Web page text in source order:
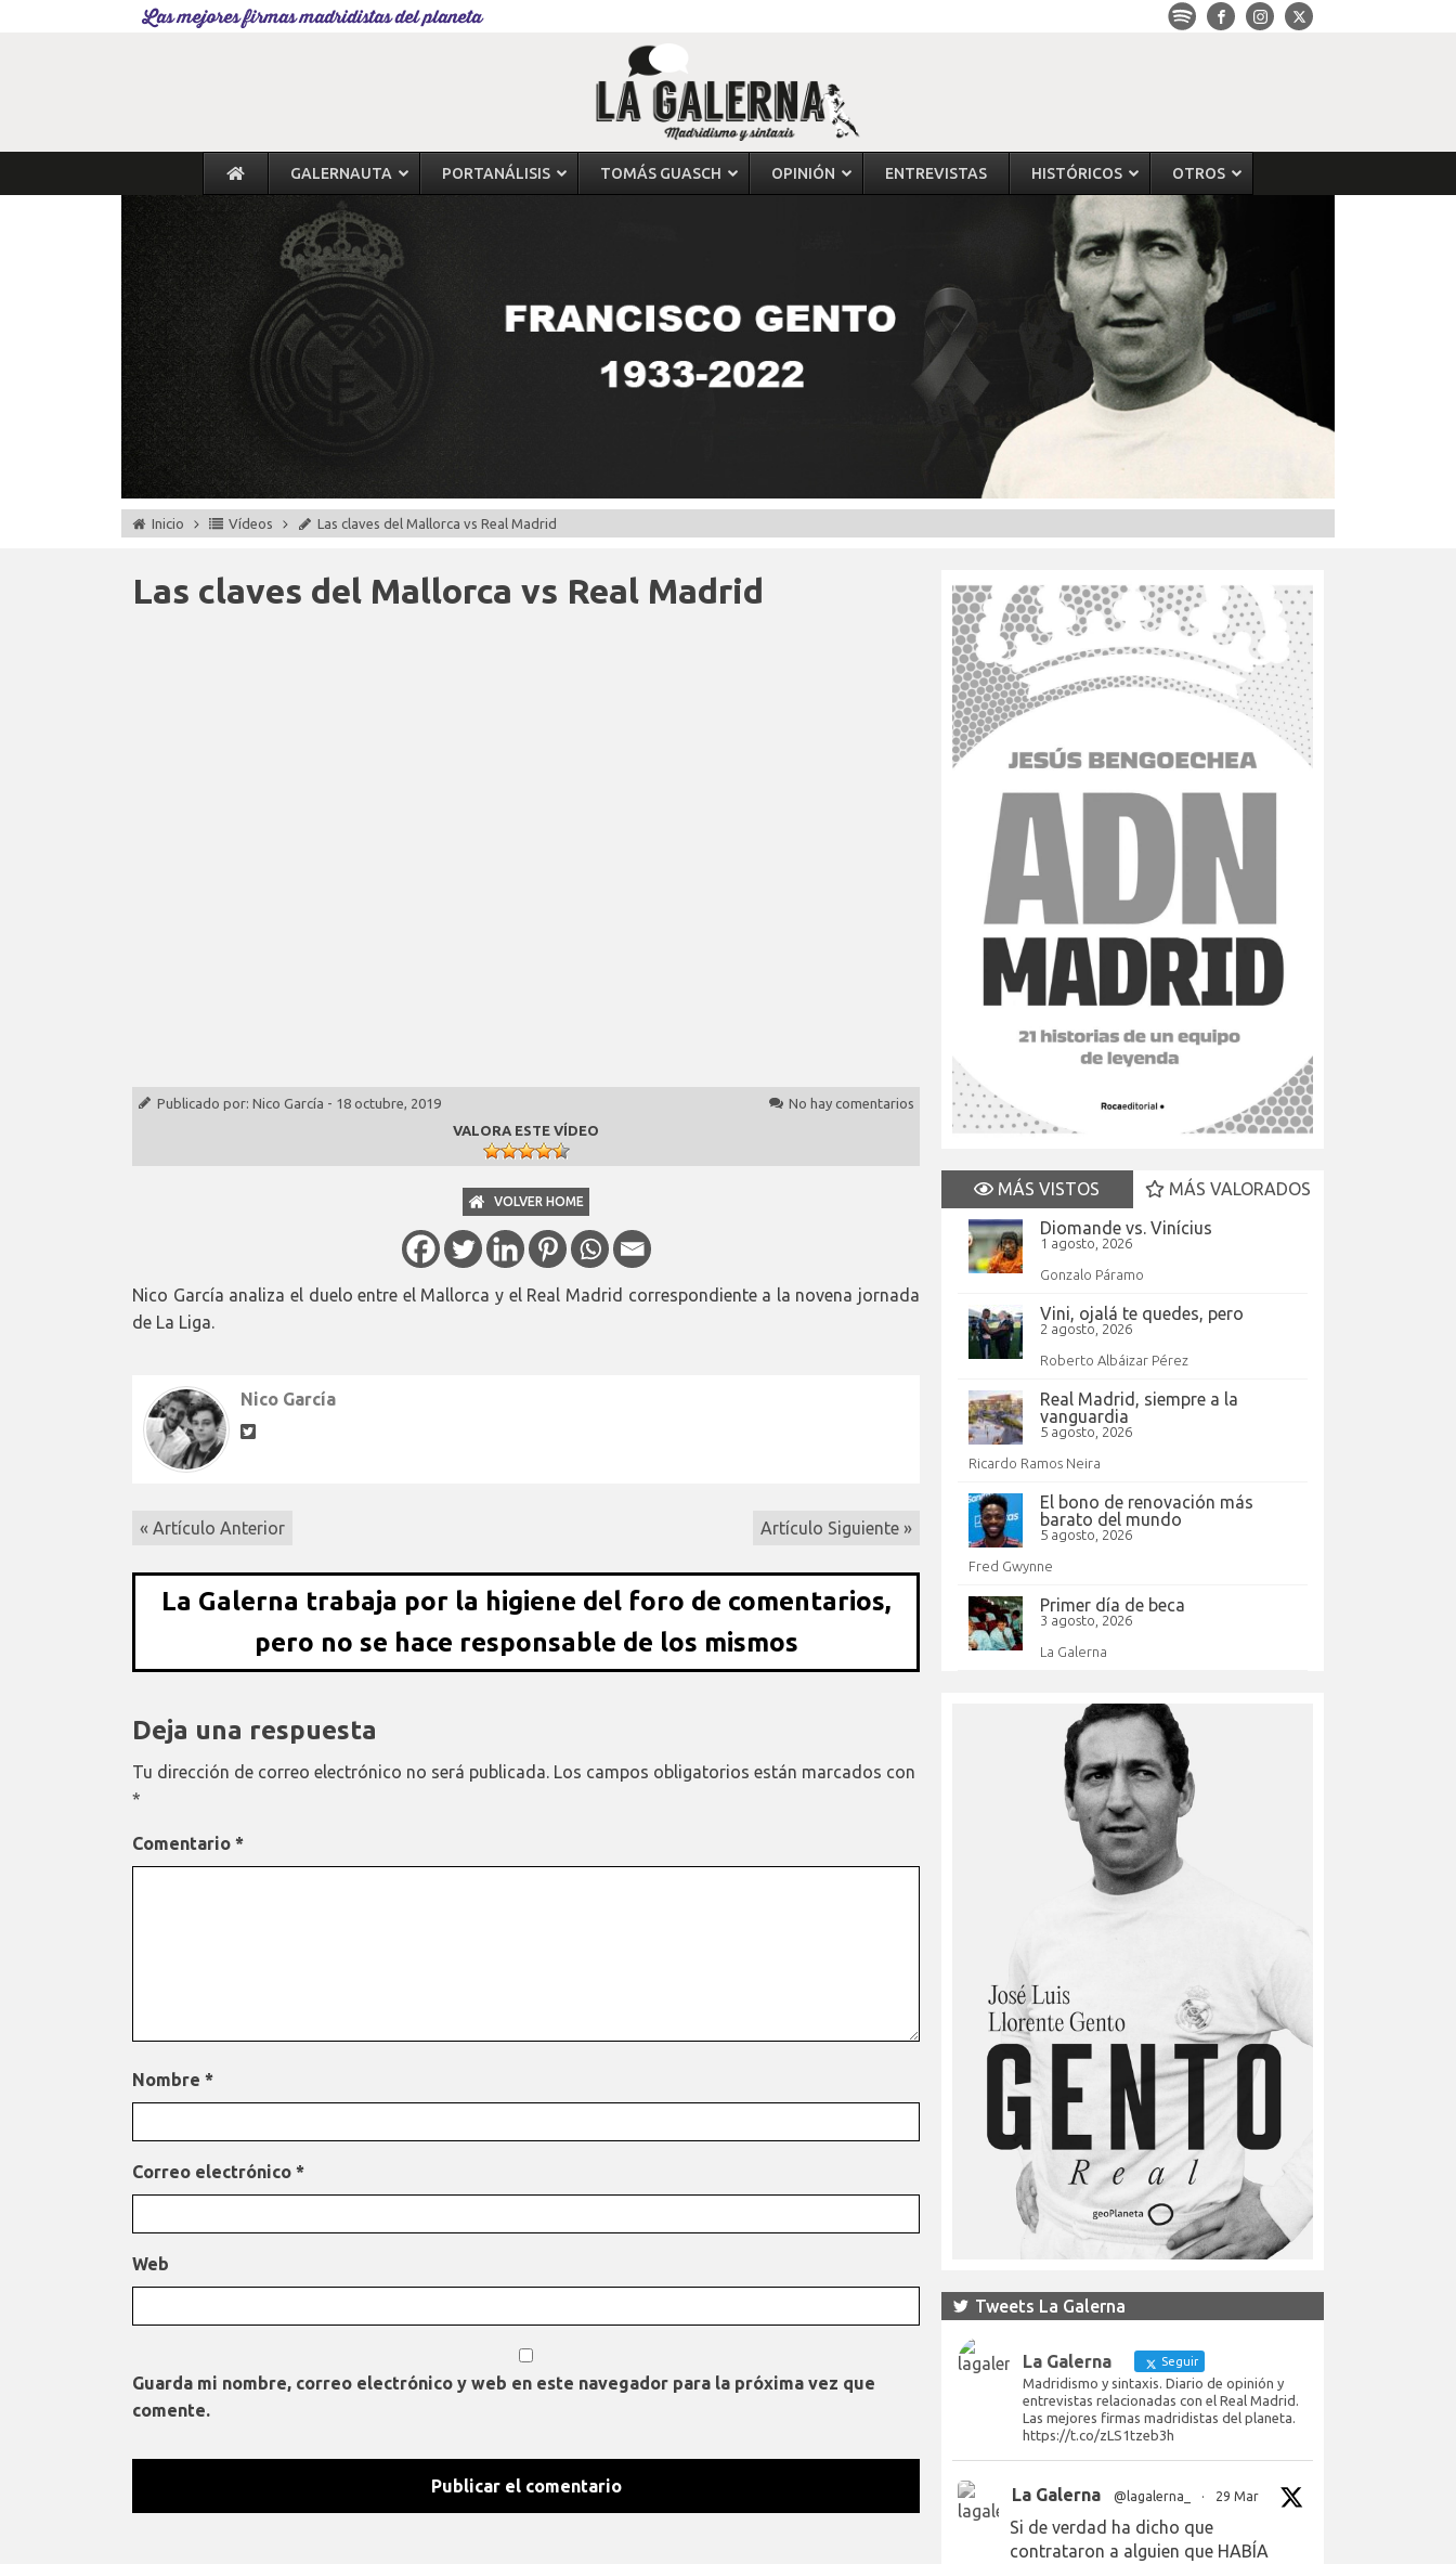
Las mejores firmas madridistas del planeta
GALERNAUTA PORTANÁLISIS TOMÁS GUASCH OPINIÓN ENTREVISTAS HISTÓRICOS OTROS
Inicio Vídeos Las claves del Mallorca vs Real Madrid
Las claves del Mallorca vs Real Madrid
Publicado por: Nico García - 18 octubre, 2019
No hay comentarios
VALORA ESTE VÍDEO
VOLVER HOME
Nico García analiza el duelo entre el Mallorca y el Real Madrid correspondiente a la novena jornada
de La Liga.
Nico García
« Artículo Anterior Artículo Siguiente »
La Galerna trabaja por la higiene del foro de comentarios,
pero no se hace responsable de los mismos
Deja una respuesta
Tu dirección de correo electrónico no será publicada. Los campos obligatorios están marcados con
*
Comentario *
Nombre *
Correo electrónico *
Web
Guarda mi nombre, correo electrónico y web en este navegador para la próxima vez que
comente.
MÁS VISTOS
MÁS VALORADOS
Diomande vs. Vinícius
1 agosto, 2026
Gonzalo Páramo
Vini, ojalá te quedes, pero
2 agosto, 2026
Roberto Albáizar Pérez
Real Madrid, siempre a la
vanguardia
5 agosto, 2026
Ricardo Ramos Neira
El bono de renovación más
barato del mundo
5 agosto, 2026
Fred Gwynne
Primer día de beca
3 agosto, 2026
La Galerna
Tweets La Galerna
La Galerna Seguir
Madridismo y sintaxis. Diario de opinión y
entrevistas relacionadas con el Real Madrid.
Las mejores firmas madridistas del planeta.
https://t.co/zLS1tzeb3h
La Galerna @lagalerna_ · 29 Mar
Si de verdad ha dicho que
contrataron a alguien que HABÍA